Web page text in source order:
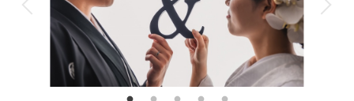
家族と撮影 家族用衣装レンタル ペットと撮影
洋装は銀座店・阿佐ヶ谷店よりお選びいただいております。
【持ち物は、新郎様のくつ下＋新婦様ストッキングのみ！】
新婦様ヘア＆メイク・髪飾り・インナー類完備！